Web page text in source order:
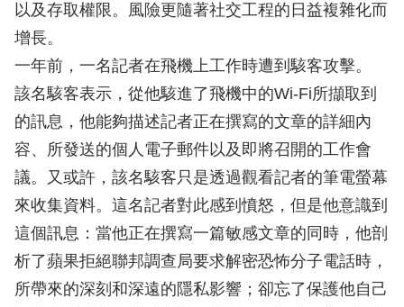
以及存取權限。風險更隨著社交工程的日益複雜化而
增長。
一年前，一名記者在飛機上工作時遭到駭客攻擊。
該名駭客表示，從他駭進了飛機中的Wi-Fi所擷取到
的訊息，他能夠描述記者正在撰寫的文章的詳細內
容、所發送的個人電子郵件以及即將召開的工作會
議。又或許，該名駭客只是透過觀看記者的筆電螢幕
來收集資料。這名記者對此感到憤怒，但是他意識到
這個訊息：當他正在撰寫一篇敏感文章的同時，他剖
析了蘋果拒絕聯邦調查局要求解密恐怖分子電話時，
所帶來的深刻和深遠的隱私影響；卻忘了保護他自己